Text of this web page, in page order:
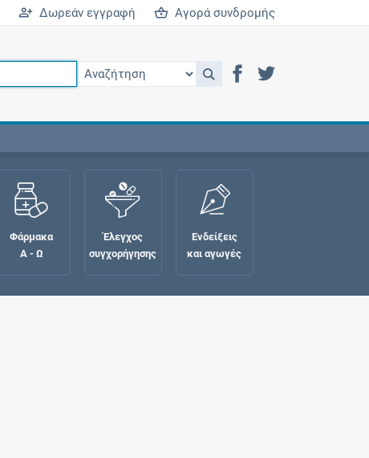
Δωρεάν εγγραφή Αγορά συνδρομής
Φάρμακα
Α - Ω
Έλεγχος
συγχορήγησης
Ενδείξεις
και αγωγές